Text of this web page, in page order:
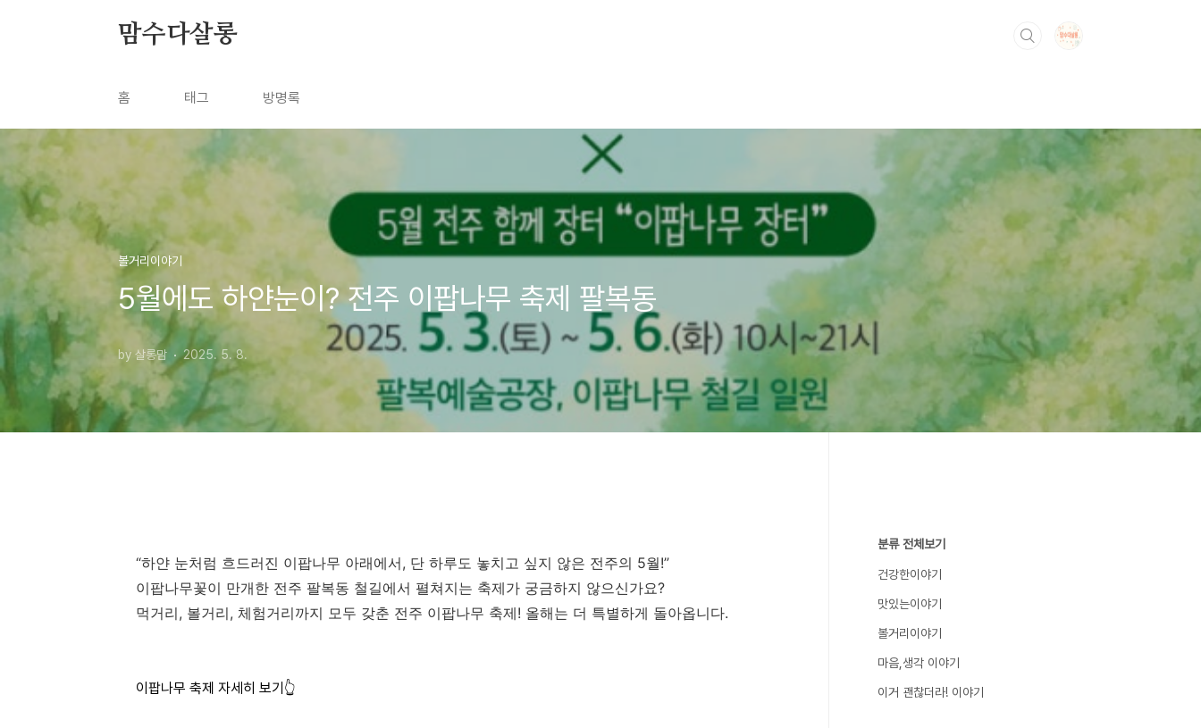
맘수다살롱
홈 태그 방명록
볼거리이야기
5월에도 하얀눈이? 전주 이팝나무 축제 팔복동
by 살롱맘 2025. 5. 8.
“하얀 눈처럼 흐드러진 이팝나무 아래에서, 단 하루도 놓치고 싶지 않은 전주의 5월!”
이팝나무꽃이 만개한 전주 팔복동 철길에서 펼쳐지는 축제가 궁금하지 않으신가요?
먹거리, 볼거리, 체험거리까지 모두 갖춘 전주 이팝나무 축제! 올해는 더 특별하게 돌아옵니다.
이팝나무 축제 자세히 보기👆
분류 전체보기
건강한이야기
맛있는이야기
볼거리이야기
마음,생각 이야기
이거 괜찮더라! 이야기